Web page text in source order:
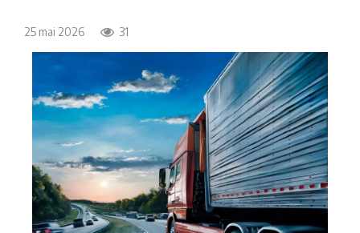
OTP Bank
ProCredit Bank
Victoriabank
25 mai 2026 31